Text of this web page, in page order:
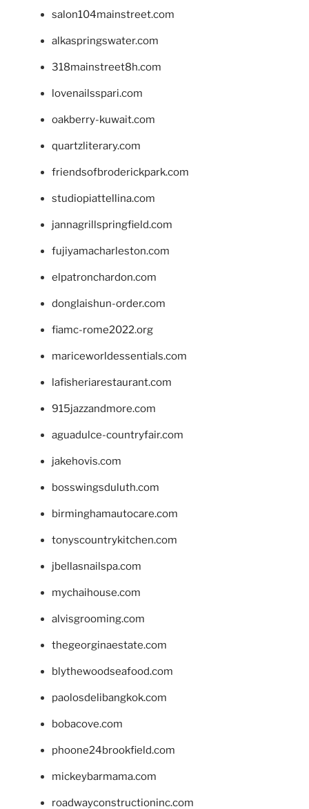
salon104mainstreet.com
alkaspringswater.com
318mainstreet8h.com
lovenailsspari.com
oakberry-kuwait.com
quartzliterary.com
friendsofbroderickpark.com
studiopiattellina.com
jannagrillspringfield.com
fujiyamacharleston.com
elpatronchardon.com
donglaishun-order.com
fiamc-rome2022.org
mariceworldessentials.com
lafisheriarestaurant.com
915jazzandmore.com
aguadulce-countryfair.com
jakehovis.com
bosswingsduluth.com
birminghamautocare.com
tonyscountrykitchen.com
jbellasnailspa.com
mychaihouse.com
alvisgrooming.com
thegeorginaestate.com
blythewoodseafood.com
paolosdelibangkok.com
bobacove.com
phoone24brookfield.com
mickeybarmama.com
roadwayconstructioninc.com